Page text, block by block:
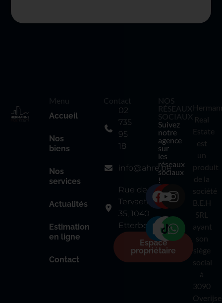
Menu
Accueil
Nos
biens
Nos
services
Actualités
Estimation
en ligne
Contact
Contact
02
735
95
18
info@ahre.be
Rue de
Tervaete
35, 1040
Etterbeek
Espace
propriétaire
NOS
RÉSEAUX
SOCIAUX
Suivez
notre
agence
sur
les
réseaux
sociaux
!
Real
Estate
est
un
produit
de la
société
B.E.H
SRL
ayant
son
siège
social
à
3090